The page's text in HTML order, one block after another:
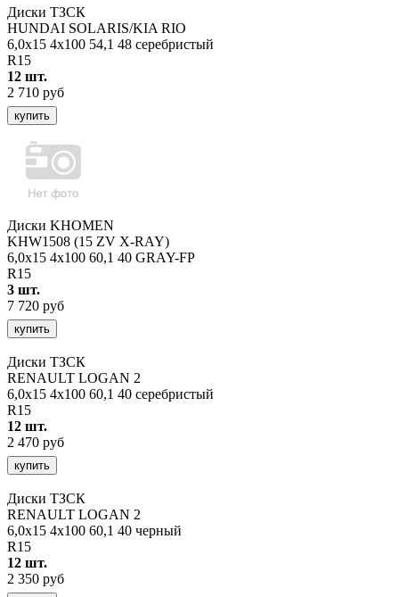
Диски ТЗСК
HUNDAI SOLARIS/KIA RIO
6,0x15 4x100 54,1 48 серебристый
R15
12 шт.
2 710 руб
купить
Диски KHOMEN
KHW1508 (15 ZV X-RAY)
6,0x15 4x100 60,1 40 GRAY-FP
R15
3 шт.
7 720 руб
купить
Диски ТЗСК
RENAULT LOGAN 2
6,0x15 4x100 60,1 40 серебристый
R15
12 шт.
2 470 руб
купить
Диски ТЗСК
RENAULT LOGAN 2
6,0x15 4x100 60,1 40 черный
R15
12 шт.
2 350 руб